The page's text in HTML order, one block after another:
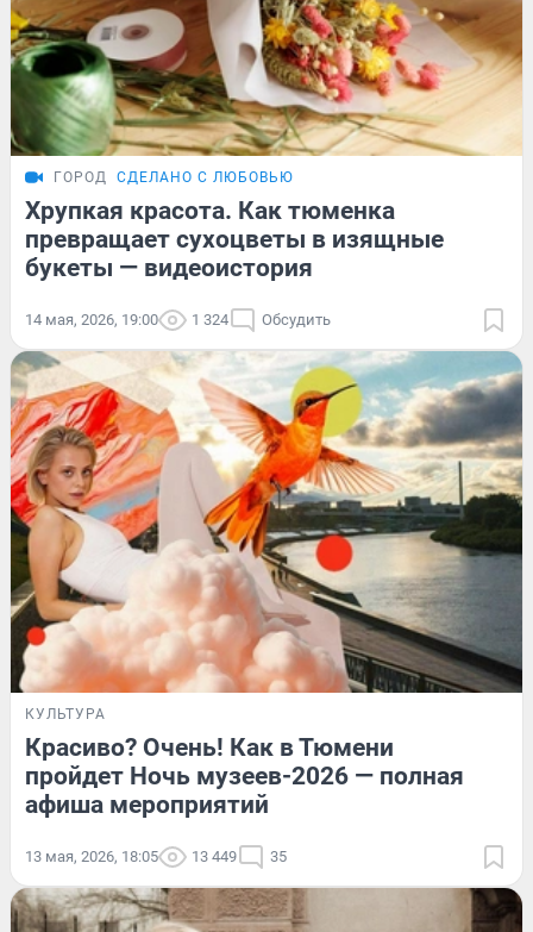
ГОРОД СДЕЛАНО С ЛЮБОВЬЮ
Хрупкая красота. Как тюменка
превращает сухоцветы в изящные
букеты — видеоистория
14 мая, 2026, 19:00 1 324 Обсудить
КУЛЬТУРА
Красиво? Очень! Как в Тюмени
пройдет Ночь музеев-2026 — полная
афиша мероприятий
13 мая, 2026, 18:05 13 449 35